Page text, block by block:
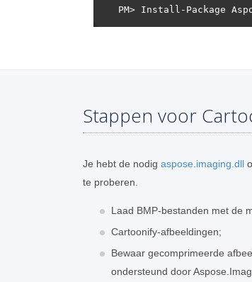
Stappen voor
Je hebt de nodig aspose.imaging.dll
te proberen.
Laad BMP-bestanden met de
Cartoonify-afbeeldingen;
Bewaar gecomprimeerde
ondersteund door